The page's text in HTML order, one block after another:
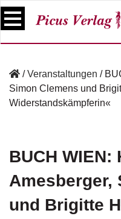
S
k
ü
h
e
e
a
s
/ Veranstaltungen /
Simon Clemens und
Widerstandskämpferin«
BUCH WIEN:
Amesberger,
und Brigitte